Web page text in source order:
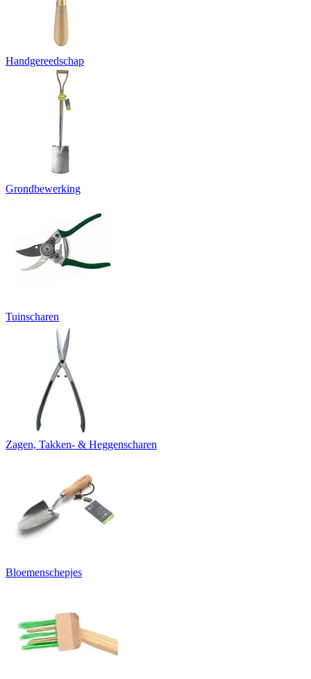
Handgereedschap
Grondbewerking
Tuinscharen
Zagen, Takken- & Heggenscharen
Bloemenschepjes